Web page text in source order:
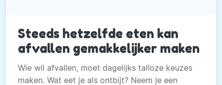
Steeds hetzelfde eten kan
afvallen gemakkelijker maken
Wie wil afvallen, moet dagelijks talloze keuzes
maken. Wat eet je als ontbijt? Neem je een